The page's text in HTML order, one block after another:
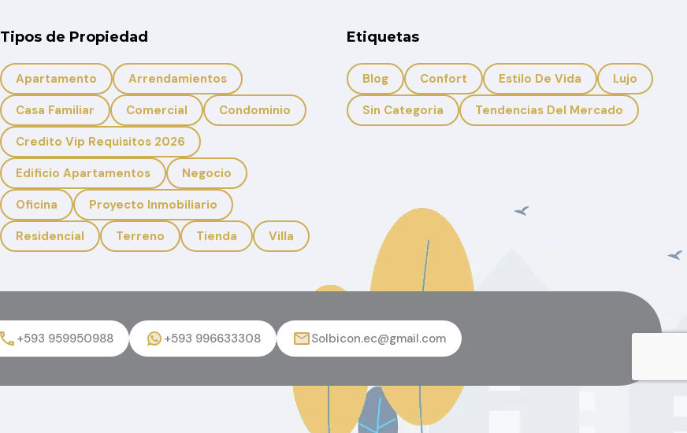
Tipos de Propiedad
Apartamento
Arrendamientos
Casa Familiar
Comercial
Condominio
Credito Vip Requisitos 2026
Edificio Apartamentos
Negocio
Oficina
Proyecto Inmobiliario
Residencial
Terreno Tienda Villa
Etiquetas
Blog Confort Estilo De Vida
Lujo
Sin Categoria
Tendencias Del Mercado
+593 959950988 +593 996633308 Solbicon.ec@gmail.com